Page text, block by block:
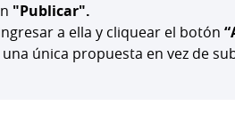
"Publicar".
a ella y cliquear el botón
única propuesta en vez de